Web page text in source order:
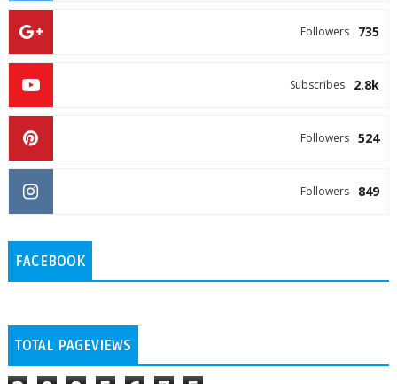
735
Followers
2.8k
Subscribes
524
Followers
849
Followers
FACEBOOK
TOTAL PAGEVIEWS